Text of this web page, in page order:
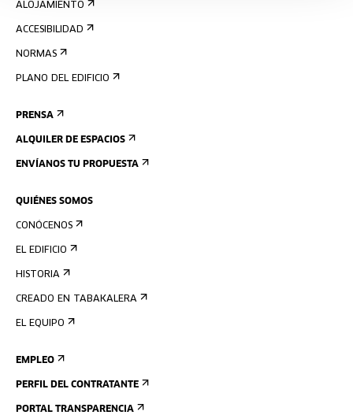
ALOJAMIENTO
ACCESIBILIDAD
NORMAS
PLANO DEL EDIFICIO
PRENSA
ALQUILER DE ESPACIOS
ENVÍANOS TU PROPUESTA
QUIÉNES SOMOS
CONÓCENOS
EL EDIFICIO
HISTORIA
CREADO EN TABAKALERA
EL EQUIPO
EMPLEO
PERFIL DEL CONTRATANTE
PORTAL TRANSPARENCIA